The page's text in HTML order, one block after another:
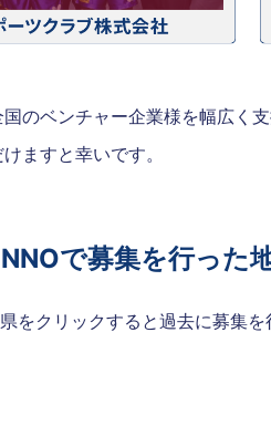
のベンチャー企業様を幅広く
ますと幸いです。
で募集を行った
をクリックすると過去に募集